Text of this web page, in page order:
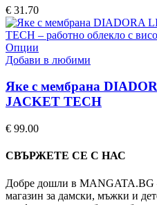
options
may
be
chosen
on
product
page
€ 31.70
Опции
product
multiple
variants.
The
may
chosen
the
product
Добави в любими
Яке с мембрана
JACKET TECH
€ 99.00
СВЪРЖЕТЕ СЕ С НАС
Добре дошли в MANGATA.BG
магазин за дамски, мъжки и